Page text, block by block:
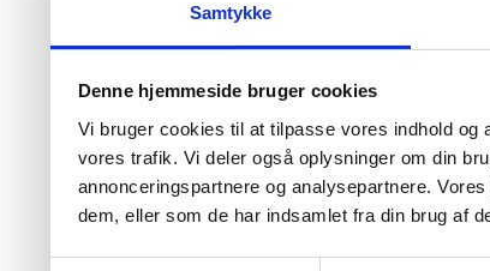
Samtykke
Denne hjemmeside bruger cookies
Vi bruger cookies til at tilpasse vores indhold
vores trafik. Vi deler også oplysninger om din
annonceringspartnere og analysepartnere.
dem, eller som de har indsamlet fra din brug af